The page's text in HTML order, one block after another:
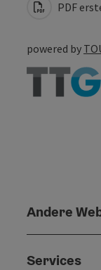
PDF
powered by
Andere
Services